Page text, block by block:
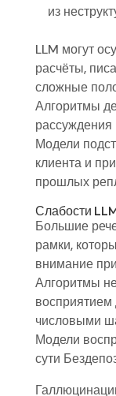
из
LLM могут
расчёты,
сложные
Алгоритмы
рассуждения
Модели
клиента и
прошлых
Слабости
Большие
рамки,
внимание
Алгоритмы
восприятием
числовыми
Модели
сути